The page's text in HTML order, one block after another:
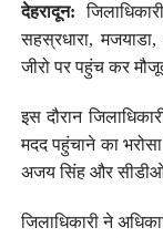
देहरादून:
सहस्रधारा, मजयाडा,
जीरो पर पहुंच कर
इस दौरान
मदद पहुंचाने का
अजय सिंह और सीडीओ
जिलाधिकारी ने